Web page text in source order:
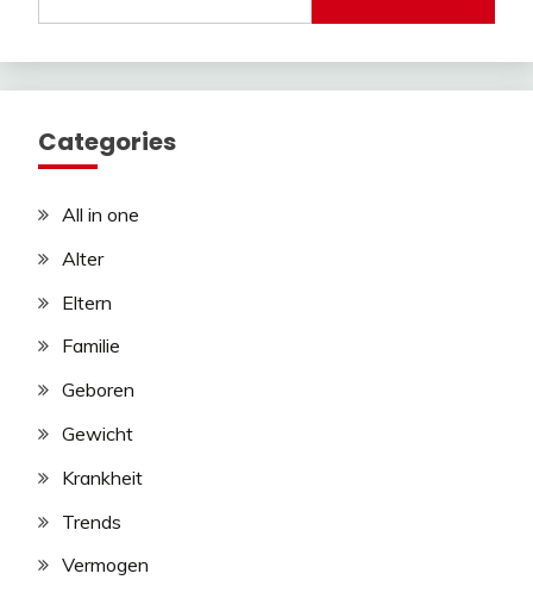
Categories
All in one
Alter
Eltern
Familie
Geboren
Gewicht
Krankheit
Trends
Vermogen